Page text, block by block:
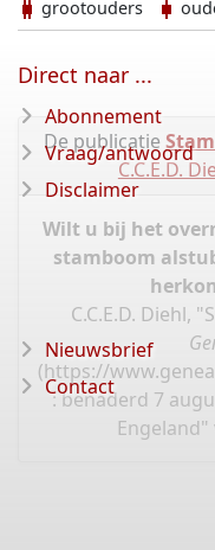
grootouders
De publicatie
C.C.E.D.
Wilt u bij het
stamboom
C.C.E.D. Diehl,
(https://
: benaderd 7
Engeland"
Direct naar ...
Abonnement
Vraag/antwoord
Disclaimer
Nieuwsbrief
Contact